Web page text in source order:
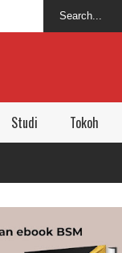
Studi Tokoh